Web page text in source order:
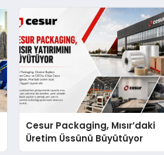
Cesur Packaging, Mısır’daki
Üretim Üssünü Büyütüyor